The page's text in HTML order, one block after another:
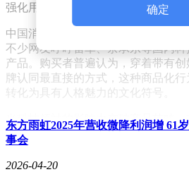
强化用户忠诚度。
中国消费者对这种趋势表现出浓厚兴
不少网友呼吁雷军、余承东等国内
产品。购买者普遍认为，穿着带有
牌认同最直接的方式，这种商品化
转化为具有人格魅力的文化符号。
当科技领袖的影响力突破产品范畴，
递价值观的载体。从定价数百美元的
量单品，这场由硅谷发起的文化变革
的品牌营销逻辑。有市场观察家认为
确定
东方雨虹2025年营收微降利润增 61
事会
2026-04-20